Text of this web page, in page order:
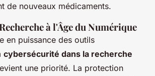
de nouveaux médicaments.
à l'Âge du Numérique
en puissance des outils
cybersécurité dans la recherche
une priorité. La protection